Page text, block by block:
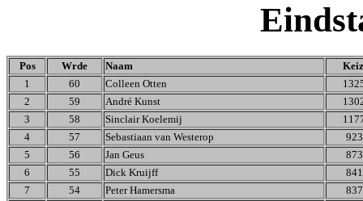
Pos Wrde Naam
1
60 Colleen Otten
2
59 André Kunst
3
58 Sinclair Koelemij
4
57 Sebastiaan van Westerop
5
56 Jan Geus
6
55 Dick Kruijff
7
54 Peter Hamersma